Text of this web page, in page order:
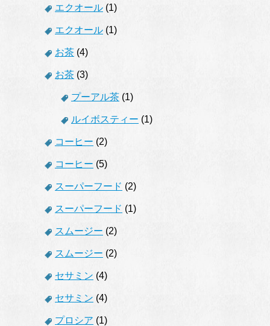
エクオール (1)
エクオール (1)
お茶 (4)
お茶 (3)
プーアル茶 (1)
ルイボスティー (1)
コーヒー (2)
コーヒー (5)
スーパーフード (2)
スーパーフード (1)
スムージー (2)
スムージー (2)
セサミン (4)
セサミン (4)
プロシア (1)